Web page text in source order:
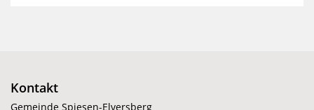
Kontakt
Gemeinde Spiesen-Elversberg